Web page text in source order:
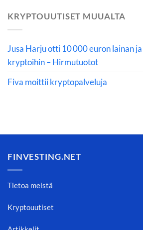
KRYPTOUUTISET MUUALTA
Jusa Harju otti 10 000 euron lainan
kryptoihin – Hirmutuotot
Fiva moittii kryptopalveluja
FINVESTING.NET
Tietoa meistä
Kryptouutiset